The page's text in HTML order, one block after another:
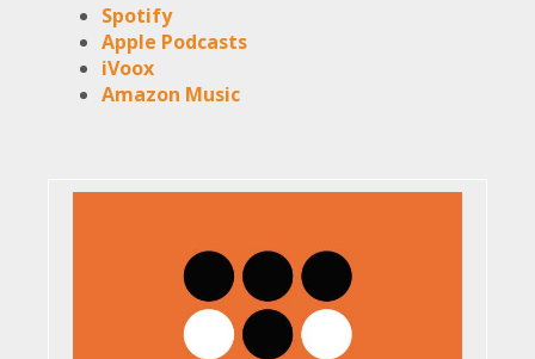
Spotify
Apple Podcasts
iVoox
Amazon Music